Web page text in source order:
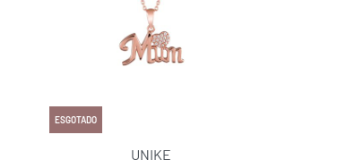
ESGOTADO
UNIKE